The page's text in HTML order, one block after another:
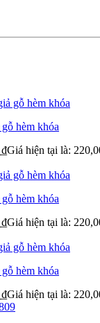
hèm khóa
₫Giá hiện tại là:
hèm khóa
₫Giá hiện tại là:
hèm khóa
₫Giá hiện tại là: